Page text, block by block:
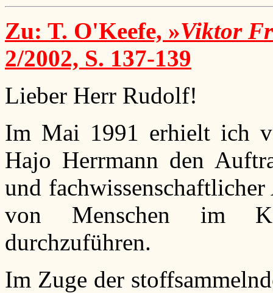
Zu: T. O'Keefe, »Viktor
2/2002, S. 137-139
Lieber Herr Rudolf!
Im Mai 1991 erhielt ich
Hajo Herrmann den
und
von Menschen im
durchzuführen.
Im Zuge der